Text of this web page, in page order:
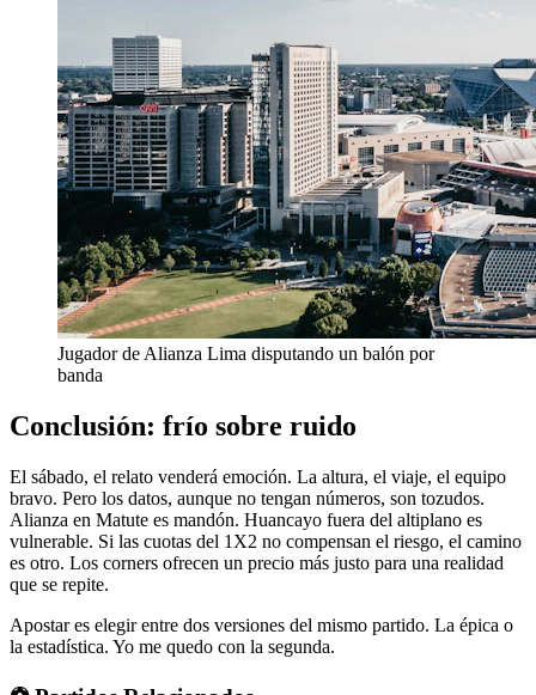
Jugador de Alianza Lima disputando un balón por
banda
Conclusión: frío sobre ruido
El sábado, el relato venderá emoción. La altura, el viaje, el equipo
bravo. Pero los datos, aunque no tengan números, son tozudos.
Alianza en Matute es mandón. Huancayo fuera del altiplano es
vulnerable. Si las cuotas del 1X2 no compensan el riesgo, el camino
es otro. Los corners ofrecen un precio más justo para una realidad
que se repite.
Apostar es elegir entre dos versiones del mismo partido. La épica o
la estadística. Yo me quedo con la segunda.